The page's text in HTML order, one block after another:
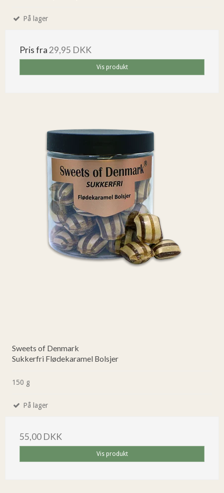
På lager
Pris fra 29,95 DKK
Vis produkt
Sweets of Denmark
Sukkerfri Flødekaramel Bolsjer
150 g
På lager
55,00 DKK
Vis produkt